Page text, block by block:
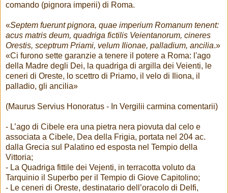
comando (pignora imperii) di Roma.
«Septem fuerunt pignora, quae imperium Romanum tenent:
acus matris deum, quadriga fictilis Veientanorum, cineres
Orestis, sceptrum Priami, velum Ilionae, palladium, ancilia.»
«Ci furono sette garanzie a tenere il potere a Roma: l'ago
della Madre degli Dei, la quadriga di argilla dei Veienti, le
ceneri di Oreste, lo scettro di Priamo, il velo di Iliona, il
palladio, gli ancilia»
(Maurus Servius Honoratus - In Vergilii carmina comentarii)
- L’ago di Cibele era una pietra nera piovuta dal celo e
associata a Cibele, Dea della Frigia, portata nel 204 ac.
dalla Grecia sul Palatino ed esposta nel Tempio della
Vittoria;
- La Quadriga fittile dei Vejenti, in terracotta voluto da
Tarquinio il Superbo per il Tempio di Giove Capitolino;
- Le ceneri di Oreste, destinatario dell’oracolo di Delfi,